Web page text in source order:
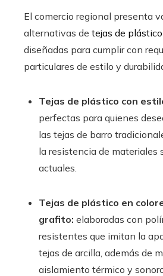
El comercio regional presenta
alternativas de tejas de
diseñadas para cumplir con
particulares de estilo y
Tejas de plástico con
perfectas para quienes
las tejas de barro
la resistencia de materiales
actuales.
Tejas de plástico en
grafito: elaboradas con
resistentes que imitan la
tejas de arcilla, además de
aislamiento térmico y